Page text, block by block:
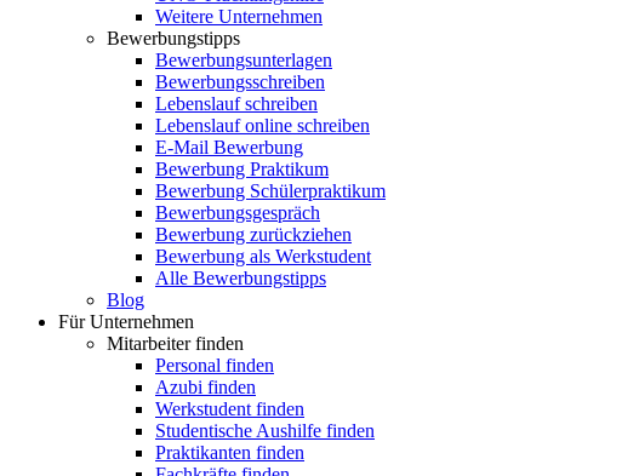
Weitere Unternehmen
Bewerbungstipps
Bewerbungsunterlagen
Bewerbungsschreiben
Lebenslauf schreiben
Lebenslauf online schreiben
E-Mail Bewerbung
Bewerbung Praktikum
Bewerbung Schülerpraktikum
Bewerbungsgespräch
Bewerbung zurückziehen
Bewerbung als Werkstudent
Alle Bewerbungstipps
Blog
Für Unternehmen
Mitarbeiter finden
Personal finden
Azubi finden
Werkstudent finden
Studentische Aushilfe finden
Praktikanten finden